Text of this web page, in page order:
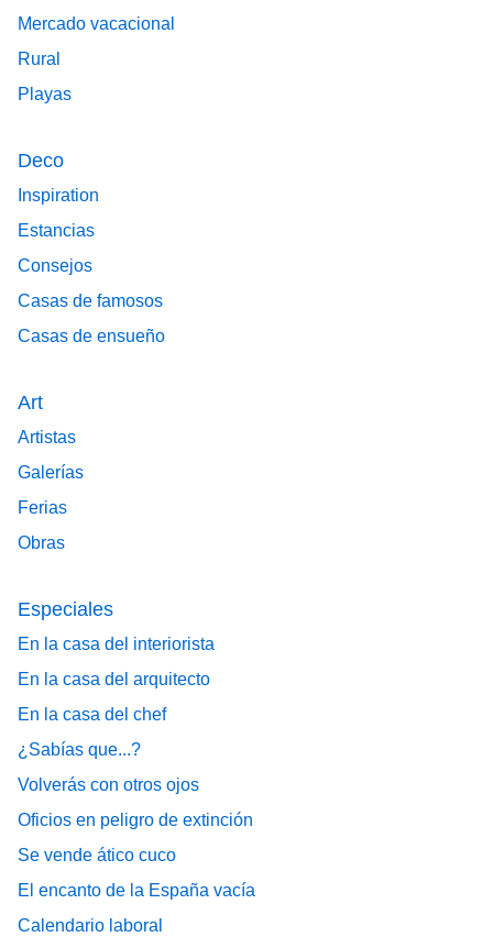
Mercado vacacional
Rural
Playas
Deco
Inspiration
Estancias
Consejos
Casas de famosos
Casas de ensueño
Art
Artistas
Galerías
Ferias
Obras
Especiales
En la casa del interiorista
En la casa del arquitecto
En la casa del chef
¿Sabías que...?
Volverás con otros ojos
Oficios en peligro de extinción
Se vende ático cuco
El encanto de la España vacía
Calendario laboral